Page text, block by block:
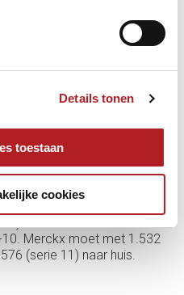
Details tonen
toestaan
cookies
6, Martin Horn op 4-
dat Jun Tae Kim zich al
Forthomme met 40-19 in
met 40-32 in 22. De derde
en uiteindelijk spelbreker
een geweldig eindschot
(40-35 in 20) als Merckx
Merckx moet met 1.532
(serie 11) naar huis.